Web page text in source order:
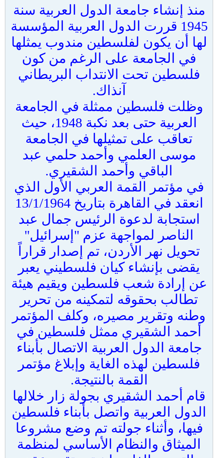
منذ إنشاء جامعة الدول العربية سنة
1945 قررت الدول العربية المؤسسة
لها أن يكون لفلسطين مندوب يمثلها
في الجامعة على الرغم من كون
فلسطين تحت الانتداب البريطاني
آنذاك.
وظلت فلسطين ممثلة في الجامعة
العربية حتى بعد نكبة 1948، حيث
تعاقب على تمثيلها في الجامعة
موسى العلمي وأحمد حلمي عبد
الباقي وأحمد الشقيري.
في مؤتمر القمة العربي الأول الذي
انعقد في القاهرة بتاريخ 13/1/1964
استجابة لدعوة الرئيس جمال عبد
الناصر لمواجهة عزم "إسرائيل"
تحويل نهر الأردن، تم إصدار قراراً
يقضى بإنشاء كيان فلسطيني يعبر
عن إرادة شعب فلسطين ويقيم هيئة
تطالب بحقوقه لتمكينه من تحرير
وطنه وتقرير مصيره، وكلف المؤتمر
أحمد الشقيري ممثل فلسطين في
جامعة الدول العربية الاتصال بأبناء
فلسطين لهذه الغاية وإبلاغ مؤتمر
القمة بالنتيجة.
قام أحمد الشقيري بجولة زار خلالها
الدول العربية واتصل بأبناء فلسطين
فيها، وأثناء جولته تم وضع مشروعا
الميثاق والنظام الأساسي لمنظمة